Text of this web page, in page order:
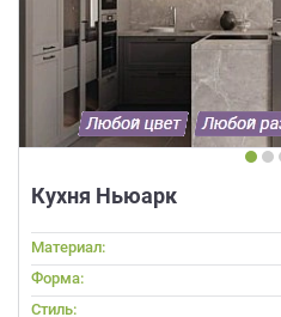
Кухня Ньюарк
Материал:
Форма:
Стиль: